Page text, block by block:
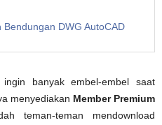
DWG AutoCAD
banyak embel-embel saat
menyediakan Member Premium
teman-teman mendownload